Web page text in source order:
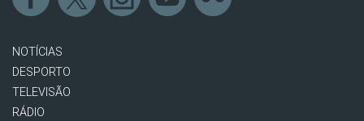
NOTÍCIAS
DESPORTO
TELEVISÃO
RÁDIO